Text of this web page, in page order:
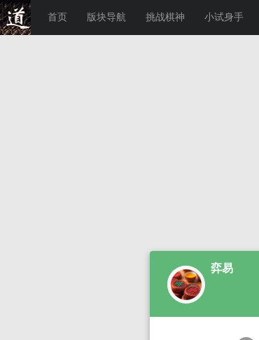
首页 版块导航 挑战棋神 小试身手
弈易